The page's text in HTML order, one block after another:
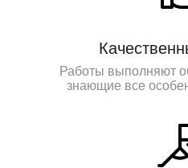
Работы выполняют
знающие все